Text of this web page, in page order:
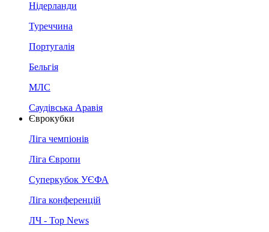
Нідерланди
Туреччина
Португалія
Бельгія
МЛС
Саудівська Аравія
Єврокубки
Ліга чемпіонів
Ліга Європи
Суперкубок УЄФА
Ліга конференцій
ЛЧ - Top News